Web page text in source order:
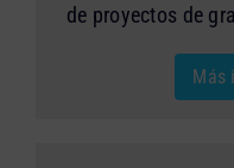
de proyectos de
Más